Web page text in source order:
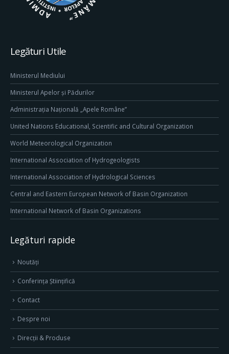
Legături Utile
Ministerul Mediului
Ministerul Apelor și Pădurilor
Administrația Națională „Apele Române”
United Nations Educational, Scientific and Cultural Organization
World Meteorological Organization
International Association of Hydrogeologists
International Association of Hydrological Sciences
Central and Eastern European Network of Basin Organization
International Network of Basin Organizations
Legături rapide
Noutăți
Conferința Științifică
Contact
Despre noi
Direcţii & Produse